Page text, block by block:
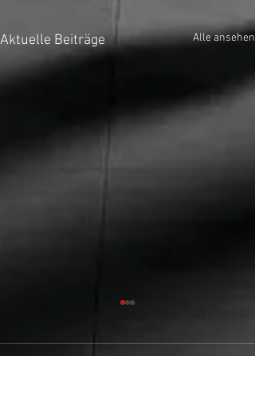
Aktuelle Beiträge Alle ansehen